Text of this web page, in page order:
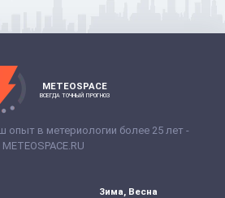
METEOSPACE
ВСЕГДА ТОЧНЫЙ ПРОГНОЗ
опыт в метериологии более 25 лет -
METEOSPACE.RU
Зима, Весна